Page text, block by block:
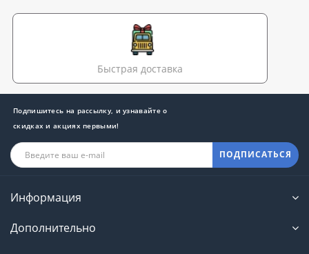
Быстрая доставка
Подпишитесь на рассылку, и узнавайте о
скидках и акциях первыми!
ПОДПИСАТЬСЯ
Информация
Дополнительно